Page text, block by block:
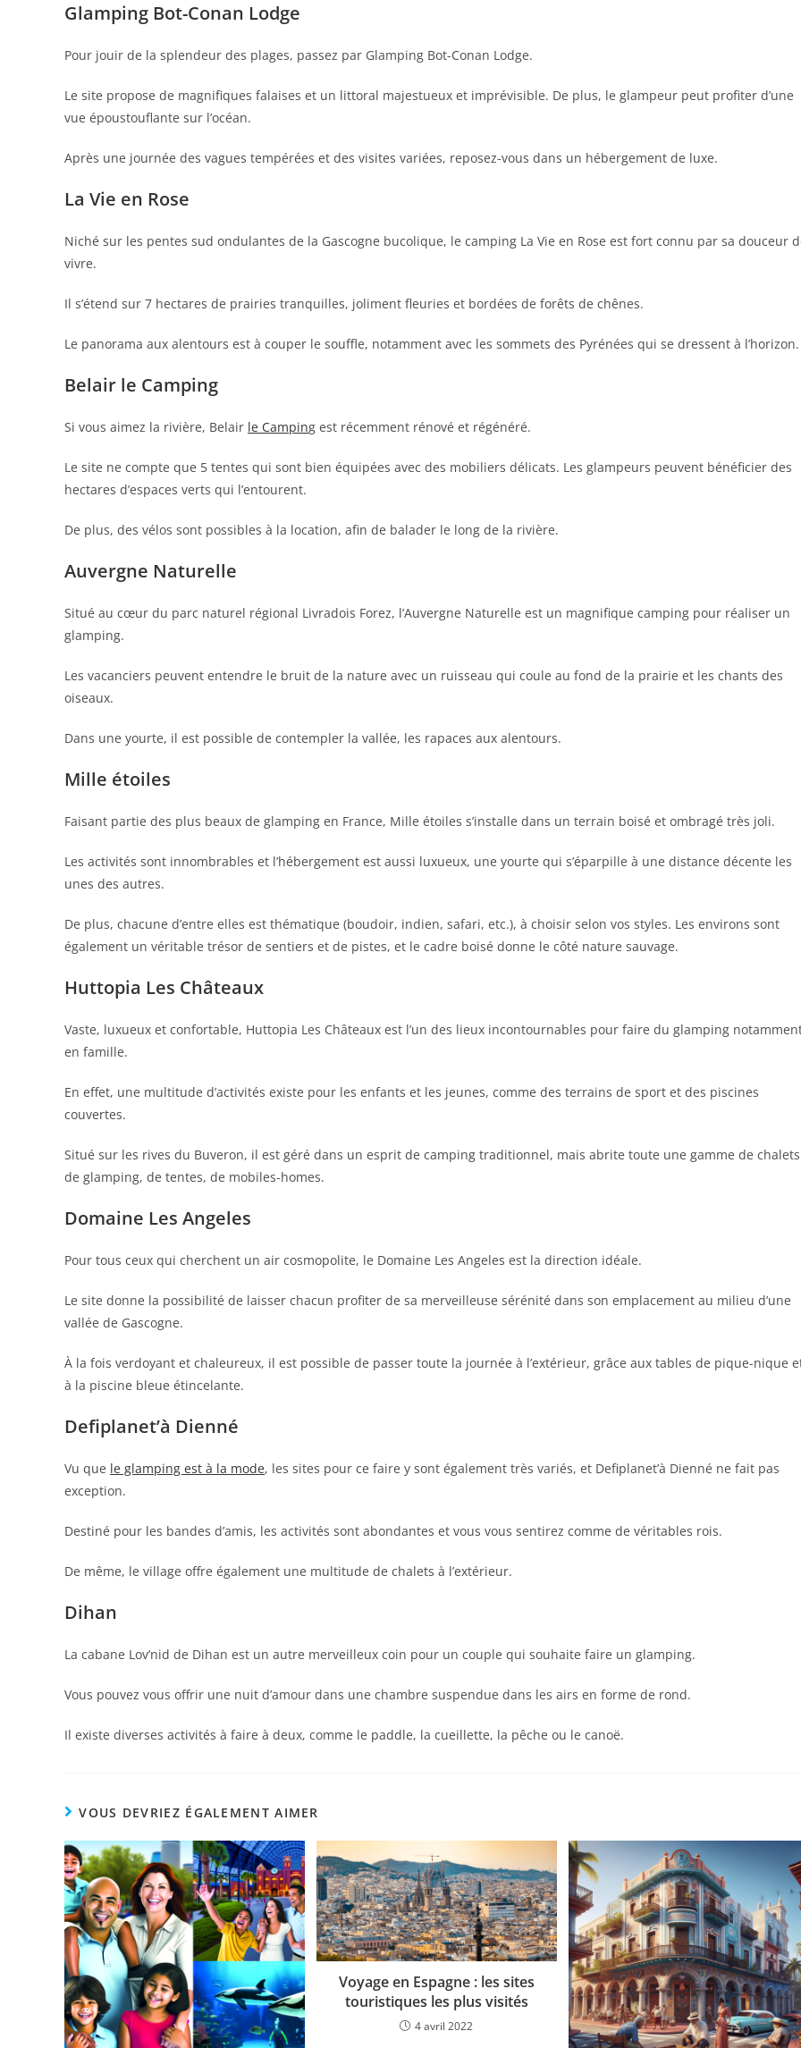
Glamping Bot-Conan Lodge
Pour jouir de la splendeur des plages, passez par Glamping Bot-Conan Lodge.
Le site propose de magnifiques falaises et un littoral majestueux et imprévisible. De plus, le glampeur peut profiter d’une
vue époustouflante sur l’océan.
Après une journée des vagues tempérées et des visites variées, reposez-vous dans un hébergement de luxe.
La Vie en Rose
Niché sur les pentes sud ondulantes de la Gascogne bucolique, le camping La Vie en Rose est fort connu par sa douceur
vivre.
Il s’étend sur 7 hectares de prairies tranquilles, joliment fleuries et bordées de forêts de chênes.
Le panorama aux alentours est à couper le souffle, notamment avec les sommets des Pyrénées qui se dressent à l’horizon.
Belair le Camping
Si vous aimez la rivière, Belair le Camping est récemment rénové et régénéré.
Le site ne compte que 5 tentes qui sont bien équipées avec des mobiliers délicats. Les glampeurs peuvent bénéficier des
hectares d’espaces verts qui l’entourent.
De plus, des vélos sont possibles à la location, afin de balader le long de la rivière.
Auvergne Naturelle
Situé au cœur du parc naturel régional Livradois Forez, l’Auvergne Naturelle est un magnifique camping pour réaliser un
glamping.
Les vacanciers peuvent entendre le bruit de la nature avec un ruisseau qui coule au fond de la prairie et les chants des
oiseaux.
Dans une yourte, il est possible de contempler la vallée, les rapaces aux alentours.
Mille étoiles
Faisant partie des plus beaux de glamping en France, Mille étoiles s’installe dans un terrain boisé et ombragé très joli.
Les activités sont innombrables et l’hébergement est aussi luxueux, une yourte qui s’éparpille à une distance décente les
unes des autres.
De plus, chacune d’entre elles est thématique (boudoir, indien, safari, etc.), à choisir selon vos styles. Les environs sont
également un véritable trésor de sentiers et de pistes, et le cadre boisé donne le côté nature sauvage.
Huttopia Les Châteaux
Vaste, luxueux et confortable, Huttopia Les Châteaux est l’un des lieux incontournables pour faire du glamping
en famille.
En effet, une multitude d’activités existe pour les enfants et les jeunes, comme des terrains de sport et des piscines
couvertes.
Situé sur les rives du Buveron, il est géré dans un esprit de camping traditionnel, mais abrite toute une gamme de chalets
de glamping, de tentes, de mobiles-homes.
Domaine Les Angeles
Pour tous ceux qui cherchent un air cosmopolite, le Domaine Les Angeles est la direction idéale.
Le site donne la possibilité de laisser chacun profiter de sa merveilleuse sérénité dans son emplacement au milieu d’une
vallée de Gascogne.
À la fois verdoyant et chaleureux, il est possible de passer toute la journée à l’extérieur, grâce aux tables de pique-nique
à la piscine bleue étincelante.
Defiplanet’à Dienné
Vu que le glamping est à la mode, les sites pour ce faire y sont également très variés, et Defiplanet’à Dienné ne fait pas
exception.
Destiné pour les bandes d’amis, les activités sont abondantes et vous vous sentirez comme de véritables rois.
De même, le village offre également une multitude de chalets à l’extérieur.
Dihan
La cabane Lov’nid de Dihan est un autre merveilleux coin pour un couple qui souhaite faire un glamping.
Vous pouvez vous offrir une nuit d’amour dans une chambre suspendue dans les airs en forme de rond.
Il existe diverses activités à faire à deux, comme le paddle, la cueillette, la pêche ou le canoë.
VOUS DEVRIEZ ÉGALEMENT AIMER
Voyage en Espagne : les sites
touristiques les plus visités
4 avril 2022